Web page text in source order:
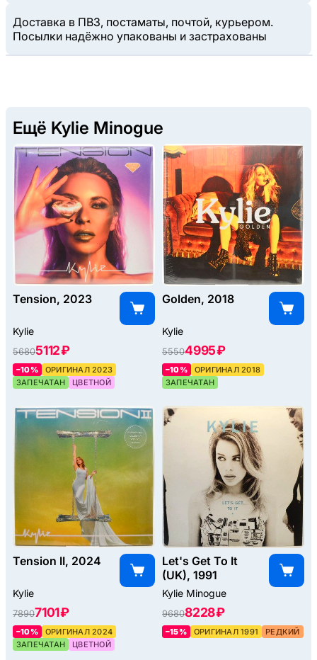
Доставка в ПВЗ, постаматы, почтой, курьером.
Посылки надёжно упакованы и застрахованы
Ещё Kylie Minogue
Tension, 2023
Kylie
56805112 ₽
–10%
ОРИГИНАЛ 2023
ЗАПЕЧАТАН
ЦВЕТНОЙ
Golden, 2018
Kylie
55504995 ₽
–10%
ОРИГИНАЛ 2018
ЗАПЕЧАТАН
Tension II, 2024
Kylie
78907101 ₽
–10%
ОРИГИНАЛ 2024
ЗАПЕЧАТАН
ЦВЕТНОЙ
Let's Get To It
(UK), 1991
Kylie Minogue
96808228 ₽
–15% ОРИГИНАЛ 1991 РЕДКИЙ